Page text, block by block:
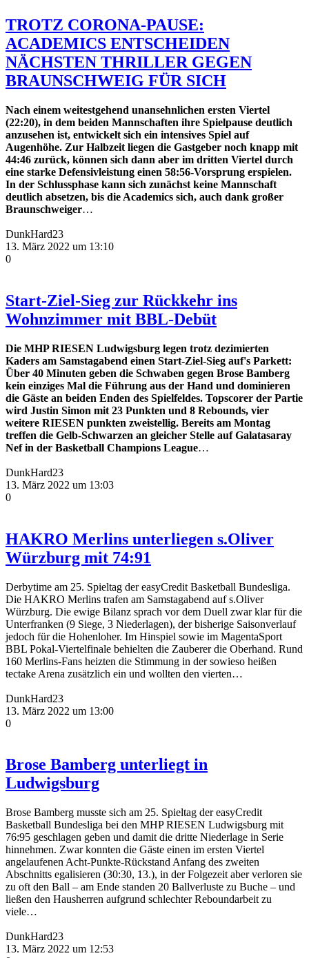
TROTZ CORONA-PAUSE:
ACADEMICS ENTSCHEIDEN
NÄCHSTEN THRILLER GEGEN
BRAUNSCHWEIG FÜR SICH
Nach einem weitestgehend unansehnlichen ersten Viertel
(22:20), in dem beiden Mannschaften ihre Spielpause deutlich
anzusehen ist, entwickelt sich ein intensives Spiel auf
Augenhöhe. Zur Halbzeit liegen die Gastgeber noch knapp mit
44:46 zurück, können sich dann aber im dritten Viertel durch
eine starke Defensivleistung einen 58:56-Vorsprung erspielen.
In der Schlussphase kann sich zunächst keine Mannschaft
deutlich absetzen, bis die Academics sich, auch dank großer
Braunschweiger…
DunkHard23
13. März 2022 um 13:10
0
Start-Ziel-Sieg zur Rückkehr ins
Wohnzimmer mit BBL-Debüt
Die MHP RIESEN Ludwigsburg legen trotz dezimierten
Kaders am Samstagabend einen Start-Ziel-Sieg auf's Parkett:
Über 40 Minuten geben die Schwaben gegen Brose Bamberg
kein einziges Mal die Führung aus der Hand und dominieren
die Gäste an beiden Enden des Spielfeldes. Topscorer der Partie
wird Justin Simon mit 23 Punkten und 8 Rebounds, vier
weitere RIESEN punkten zweistellig. Bereits am Montag
treffen die Gelb-Schwarzen an gleicher Stelle auf Galatasaray
Nef in der Basketball Champions League…
DunkHard23
13. März 2022 um 13:03
0
HAKRO Merlins unterliegen s.Oliver
Würzburg mit 74:91
Derbytime am 25. Spieltag der easyCredit Basketball Bundesliga.
Die HAKRO Merlins trafen am Samstagabend auf s.Oliver
Würzburg. Die ewige Bilanz sprach vor dem Duell zwar klar für die
Unterfranken (9 Siege, 3 Niederlagen), der bisherige Saisonverlauf
jedoch für die Hohenloher. Im Hinspiel sowie im MagentaSport
BBL Pokal-Viertelfinale behielten die Zauberer die Oberhand. Rund
160 Merlins-Fans heizten die Stimmung in der sowieso heißen
tectake Arena zusätzlich ein und wollten den vierten…
DunkHard23
13. März 2022 um 13:00
0
Brose Bamberg unterliegt in
Ludwigsburg
Brose Bamberg musste sich am 25. Spieltag der easyCredit
Basketball Bundesliga bei den MHP RIESEN Ludwigsburg mit
76:95 geschlagen geben und damit die dritte Niederlage in Serie
hinnehmen. Zwar konnten die Gäste einen im ersten Viertel
angelaufenen Acht-Punkte-Rückstand Anfang des zweiten
Abschnitts egalisieren (30:30, 13.), in der Folgezeit aber verloren sie
zu oft den Ball – am Ende standen 20 Ballverluste zu Buche – und
ließen den Hausherren aufgrund schlechter Reboundarbeit zu
viele…
DunkHard23
13. März 2022 um 12:53